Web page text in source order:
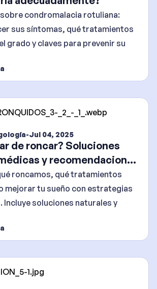
condromalacia rotuliana:
sus síntomas, qué tratamientos
grado y claves para prevenir su
-Jul 04, 2025
de roncar? Soluciones
y recomendaciones
roncamos, qué tratamientos
mejorar tu sueño con estrategias
Incluye soluciones naturales y